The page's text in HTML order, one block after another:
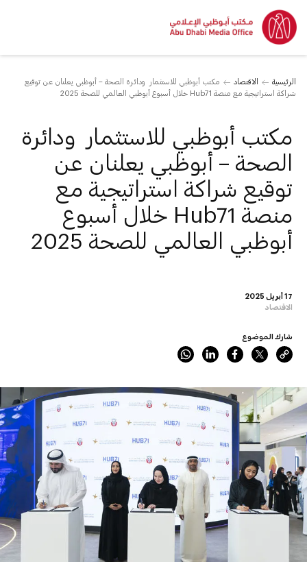
الرئيسية الاقتصاد
مكتب أبوظبي للاستثمار ودائرة الصحة – أبوظبي يعلنان عن توقيع
شراكة استراتيجية مع منصة Hub71 خلال أسبوع أبوظبي العالمي للصحة 2025
17 أبريل 2025
الاقتصاد
مكتب أبوظبي للاستثمار ودائرة
الصحة – أبوظبي يعلنان عن
توقيع شراكة استراتيجية مع
منصة Hub71 خلال أسبوع
أبوظبي العالمي للصحة 2025
شارك الموضوع